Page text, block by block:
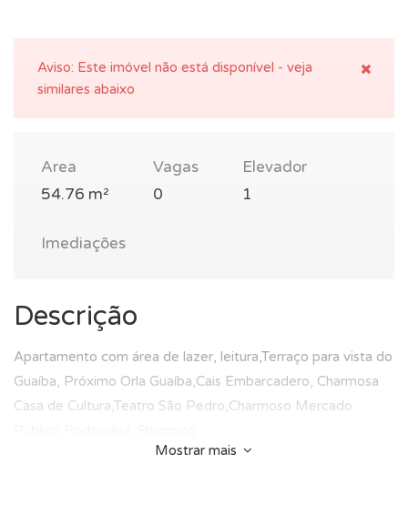
Aviso: Este imóvel não está disponível - veja
similares abaixo
Area
54.76 m²
Vagas
0
Elevador
1
Imediações
Descrição
Apartamento com área de lazer, leitura,Terraço para vista do
Guaíba, Próximo Orla Guaíba,Cais Embarcadero, Charmosa
Casa de Cultura,Teatro São Pedro,Charmoso Mercado
Mostrar mais